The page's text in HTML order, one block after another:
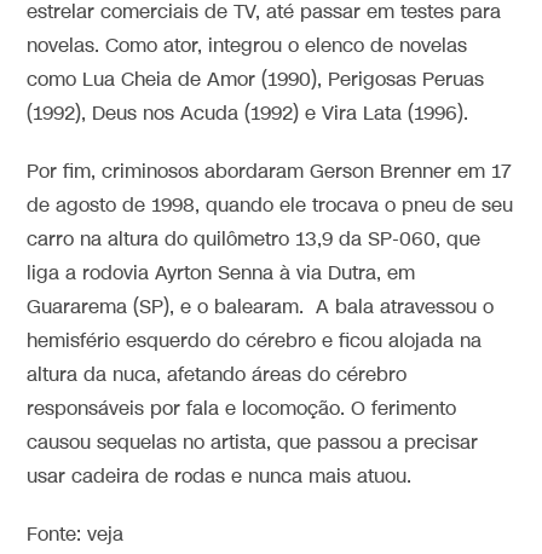
estrelar comerciais de TV, até passar em testes para
novelas. Como ator, integrou o elenco de novelas
como Lua Cheia de Amor (1990), Perigosas Peruas
(1992), Deus nos Acuda (1992) e Vira Lata (1996).
Por fim, criminosos abordaram Gerson Brenner em 17
de agosto de 1998, quando ele trocava o pneu de seu
carro na altura do quilômetro 13,9 da SP-060, que
liga a rodovia Ayrton Senna à via Dutra, em
Guararema (SP), e o balearam. A bala atravessou o
hemisfério esquerdo do cérebro e ficou alojada na
altura da nuca, afetando áreas do cérebro
responsáveis por fala e locomoção. O ferimento
causou sequelas no artista, que passou a precisar
usar cadeira de rodas e nunca mais atuou.
Fonte: veja